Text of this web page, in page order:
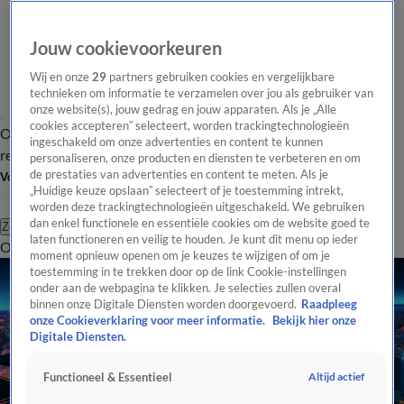
Overzicht Laatste nieuws Regionieuws Het beste van Hart
Tip de
redactie
Volg Hart van Nederland
Zoeken
OverzichtRegioUitzendingenWeerTip de redactiePanelVideo's
Jouw cookievoorkeuren
Wij en onze29 partners gebruiken cookies en vergelijkbare
technieken om informatie te verzamelen over jou als gebruiker van
onze website(s), jouw gedrag en jouw apparaten. Als je „Alle
cookies accepteren” selecteert, worden trackingtechnologieën
ingeschakeld om onze advertenties en content te kunnen
personaliseren, onze producten en diensten te verbeteren en om
de prestaties van advertenties en content te meten. Als je
„Huidige keuze opslaan” selecteert of je toestemming intrekt,
worden deze trackingtechnologieën uitgeschakeld. We gebruiken
dan enkel functionele en essentiële cookies om de website goed te
laten functioneren en veilig te houden. Je kunt dit menu op ieder
moment opnieuw openen om je keuzes te wijzigen of om je
toestemming in te trekken door op de link Cookie-instellingen
onder aan de webpagina te klikken. Je selecties zullen overal
binnen onze Digitale Diensten worden doorgevoerd. Raadpleeg
onze Cookieverklaring voor meer informatie.
Bekijk hier onze
Digitale Diensten.
Functioneel & Essentieel Altijd actief